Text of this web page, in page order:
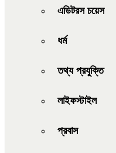
এডিটরস চয়েস
ধর্ম
তথ্য প্রযুক্তি
লাইফস্টাইল
প্রবাস